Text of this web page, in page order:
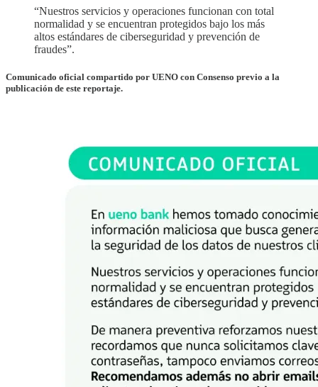
“Nuestros servicios y operaciones funcionan con total
normalidad y se encuentran protegidos bajo los más
altos estándares de ciberseguridad y prevención de
fraudes”.
Comunicado oficial compartido por UENO con Consenso previo a la
publicación de este reportaje.